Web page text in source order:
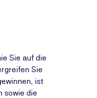
Sie auf die
Sie
ist
sowie die